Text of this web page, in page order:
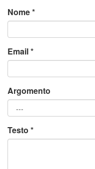
Nome*
Email*
Argomento
Testo *